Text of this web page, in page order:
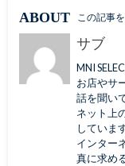
ABOUT この記事
サブ
MNI
お店やサ
話を聞い
ネット上
していま
インター
真に求め